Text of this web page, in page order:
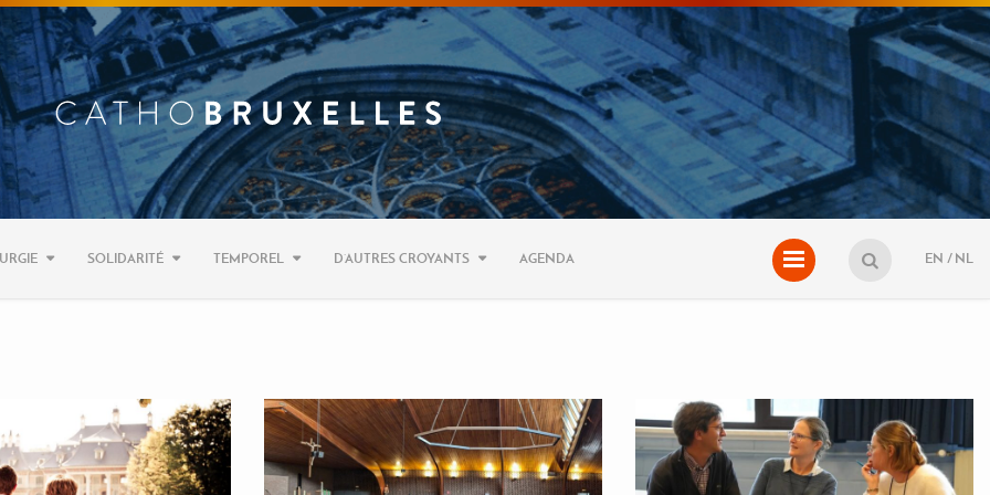
SOLIDARITÉ TEMPOREL D’AUTRES CROYANTS AGENDA NL
EN